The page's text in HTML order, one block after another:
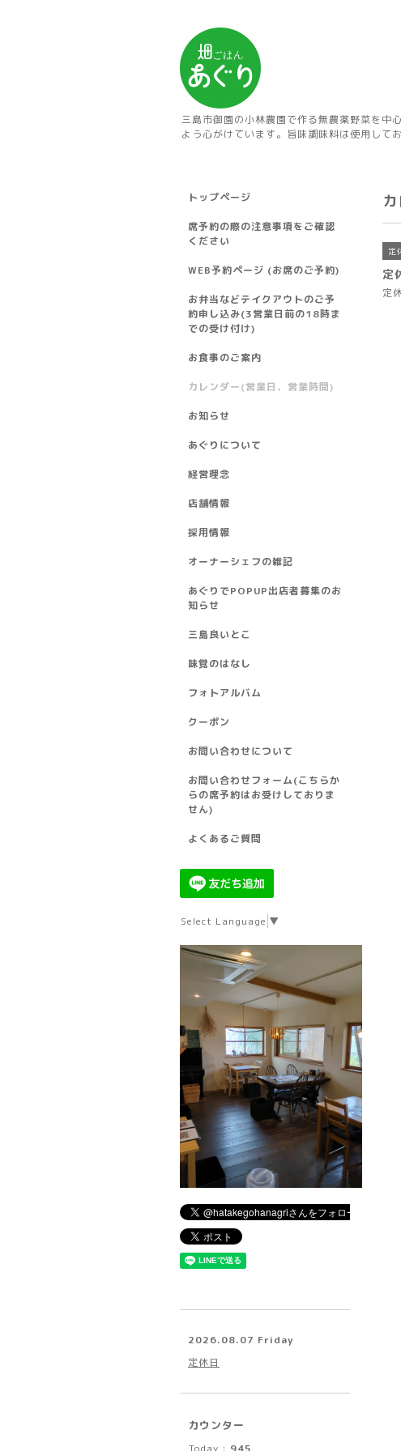
三島市御園の小林農園で作る無農薬野菜を中
よう心がけています。旨味調味料は使用して
定
定
定
トップページ
席予約の際の注意事項をご確認
ください
WEB予約ページ (お席のご予約)
お弁当などテイクアウトのご予
約申し込み(3営業日前の18時ま
での受け付け)
お食事のご案内
カレンダー(営業日、営業時間)
お知らせ
あぐりについて
経営理念
店舗情報
採用情報
オーナーシェフの雑記
あぐりでPOPUP出店者募集のお
知らせ
三島良いとこ
味覚のはなし
フォトアルバム
クーポン
お問い合わせについて
お問い合わせフォーム(こちらか
らの席予約はお受けしておりま
せん)
よくあるご質問
Select Language ▼
2026.08.07 Friday
定休日
カウンター
Today : 945